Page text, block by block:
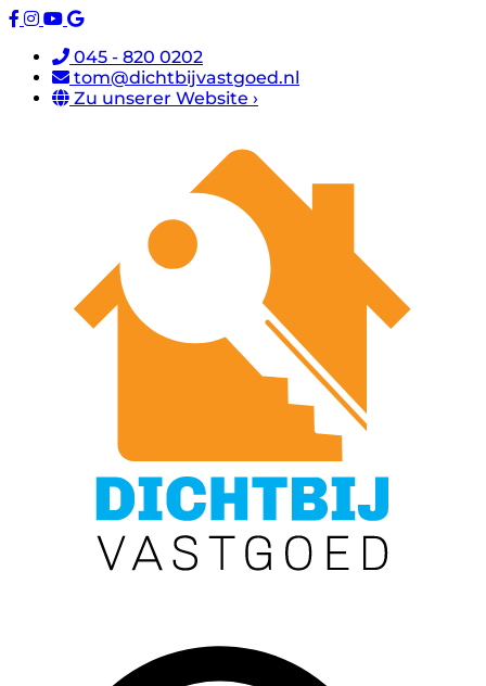
045 - 820 0202
tom@dichtbijvastgoed.nl
Zu unserer Website ›